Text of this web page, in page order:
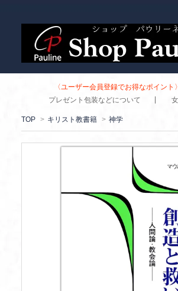
〈ユーザー会員登録でお得なポイン
プレゼント包装などについて
TOP > キリスト教書籍 > 神学